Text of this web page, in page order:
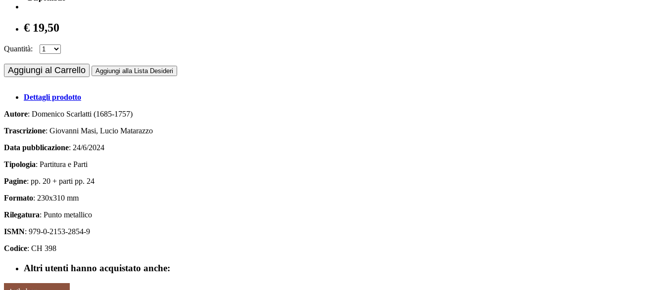
€ 19,50
Quantità:
Aggiungi al Carrello Aggiungi alla Lista Desideri
Dettagli prodotto
Autore: Domenico Scarlatti (1685-1757)
Trascrizione: Giovanni Masi, Lucio Matarazzo
Data pubblicazione: 24/6/2024
Tipologia: Partitura e Parti
Pagine: pp. 20 + parti pp. 24
Formato: 230x310 mm
Rilegatura: Punto metallico
ISMN: 979-0-2153-2854-9
Codice: CH 398
Altri utenti hanno acquistato anche: